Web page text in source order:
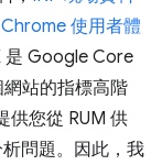
使用者體
是 Google Core
站的指標高階
供您從 RUM 供
問題。因此，我